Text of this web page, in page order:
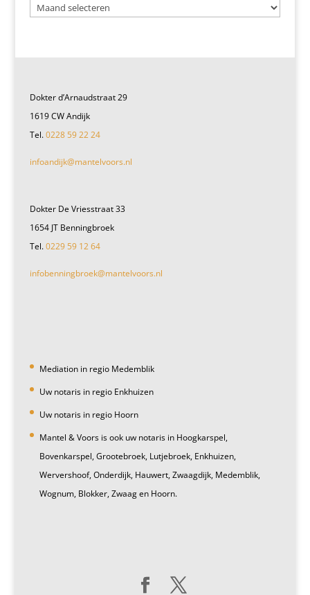
Dokter d’Arnaudstraat 29
1619 CW Andijk
Tel.0228 59 22 24
infoandijk@mantelvoors.nl
Dokter De Vriesstraat 33
1654 JT Benningbroek
Tel.0229 59 12 64
infobenningbroek@mantelvoors.nl
Mediation in regio Medemblik
Uw notaris in regio Enkhuizen
Uw notaris in regio Hoorn
Mantel & Voors is ook uw notaris in Hoogkarspel,
Bovenkarspel, Grootebroek, Lutjebroek, Enkhuizen,
Wervershoof, Onderdijk, Hauwert, Zwaagdijk, Medemblik,
Wognum, Blokker, Zwaag en Hoorn.